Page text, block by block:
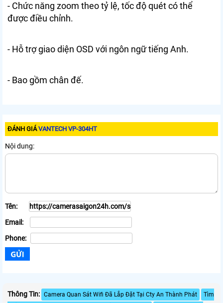
- Chức năng zoom theo tỷ lệ, tốc độ quét có thể
được điều chỉnh.
- Hỗ trợ giao diện OSD với ngôn ngữ tiếng Anh.
- Bao gồm chân đế.
ĐÁNH GIÁVANTECH VP-304HT
Nội dung:
Tên:
Email:
Phone:
Thông Tin: Camera Quan Sát Wifi Đã Lắp Đặt Tại Cty An Thành Phát
Tìm